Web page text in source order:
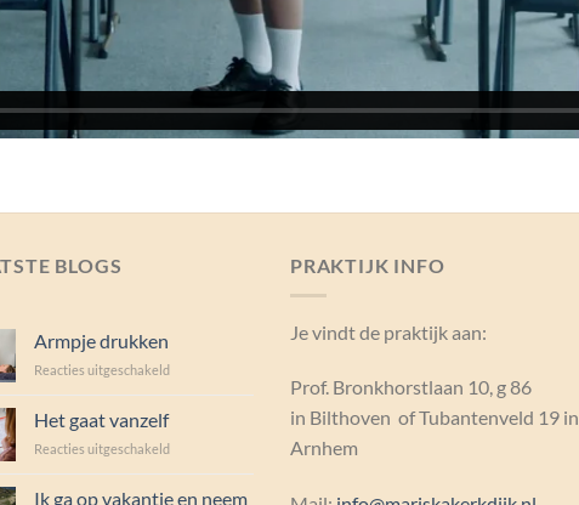
BLOGS
Armpje drukken
Reacties uitgeschakeldvoor
Het gaat vanzelf
Reacties uitgeschakeldvoor
Ik ga op vakantie en neem
PRAKTIJK INFO
Je vindt de praktijk aan:
Prof. Bronkhorstlaan 10, g 86
in Bilthoven of Tubantenveld 19 in
Arnhem